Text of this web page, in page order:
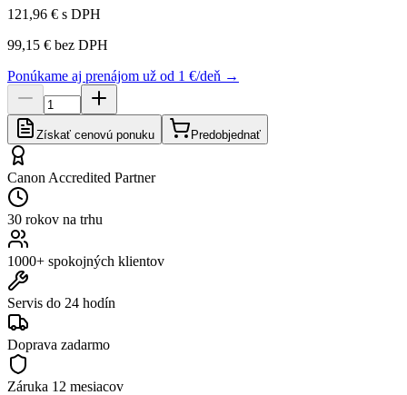
121,96 € s DPH
99,15 € bez DPH
Ponúkame aj prenájom už od 1 €/deň →
Získať cenovú ponuku Predobjednať
Canon Accredited Partner
30 rokov na trhu
1000+ spokojných klientov
Servis do 24 hodín
Doprava zadarmo
Záruka 12 mesiacov